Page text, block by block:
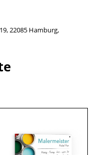
22085 Hamburg,